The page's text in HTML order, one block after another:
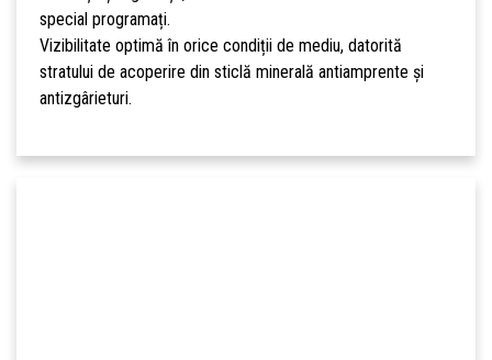
special programați.
Vizibilitate optimă în orice condiții de mediu, datorită
stratului de acoperire din sticlă minerală antiamprente și
antizgârieturi.